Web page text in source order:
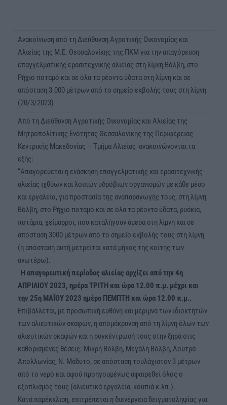
Ανακοίνωση από τη Διεύθυνση Αγροτικής Οικονομίας και
Αλιείας της Μ.Ε. Θεσσαλονίκης της ΠΚΜ για την απαγόρευση
επαγγελματικής ερασιτεχνικής αλιείας στη λίμνη Βόλβη, στο
Ρήχιο ποταμό και σε όλα τα ρέοντα ύδατα στη λίμνη και σε
απόσταση 3.000 μέτρων από το σημείο εκβολής τους στη λίμνη
(20/3/2023)
Από τη Διεύθυνση Αγροτικής Οικονομίας και Αλιείας της
Μητροπολίτικης Ενότητας Θεσσαλονίκης της Περιφέρειας
Κεντρικής Μακεδονίας – Τμήμα Αλιείας ανακοινώνονται τα
εξής:
“Απαγορεύεται η ενάσκηση επαγγελματικής και ερασιτεχνικής
αλιείας ιχθύων και λοιπών υδρόβιων οργανισμών με κάθε μέσο
και εργαλείο, για προστασία της αναπαραγωγής τους, στη λίμνη
Βόλβη, στο Ρήχιο ποταμό και σε όλα τα ρέοντα ύδατα, ρυάκια,
ποτάμια, χείμαρροι, που καταλήγουν άμεσα στη λίμνη και σε
απόσταση 3000 μέτρων από το σημείο εκβολής τους στη λίμνη
(η απόσταση αυτή μετρείται κατά μήκος της κοίτης των
ανωτέρω).
Η απαγορευτική περίοδος αλιείας αρχίζει από την 4η
ΑΠΡΙΛΙΟΥ 2023, ημέρα ΤΡΙΤΗ και ώρα 12.00 π.μ. μέχρι και
την 25η ΜΑΪΟΥ 2023 ημέρα ΠΕΜΠΤΗ και ώρα 12.00 π.μ..
Επιβάλλεται, με προσωπική ευθύνη και μέριμνα των ιδιοκτητών
των αλιευτικών σκαφών, η απομάκρυνση από τη λίμνη όλων των
αλιευτικών σκαφών και η συγκέντρωσή τους στην ξηρά στις
καθορισμένες θέσεις: Μικρή Βόλβη, Μεγάλη Βόλβη, Λουτρά
Απολλωνίας, Ν. Μάδυτο, σε απόσταση τουλάχιστον 3 μέτρων
από το νερό και αφού προηγουμένως αφαιρεθεί όλος ο
εξοπλισμός τους (αλιευτικά εργαλεία, κουπιά κ.λπ.).
Κατά παρέκκλιση, επιτρέπεται η διενέργεια δειγματοληψίας για